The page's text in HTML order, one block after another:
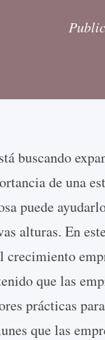
buscando
de una
puede
alturas. En
crecimiento
que las
prácticas
que las